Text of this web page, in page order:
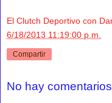
El Clutch Deportivo con
6/18/2013 11:19:00 p.m.
Compartir
No hay